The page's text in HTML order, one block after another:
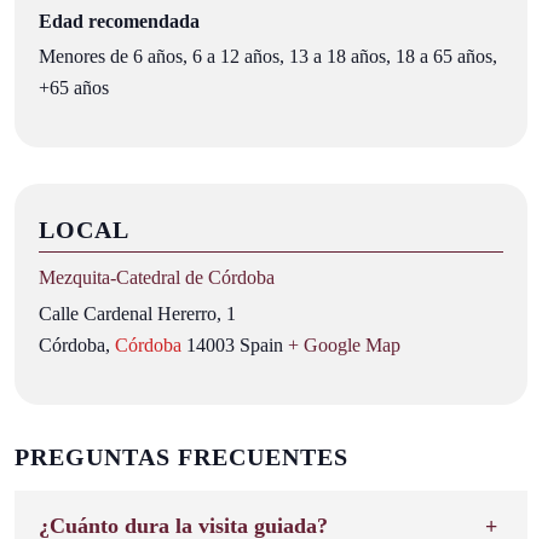
LOCAL
Mezquita‑Catedral de Córdoba
Calle Cardenal Hererro, 1
Córdoba, Córdoba 14003 Spain + Google Map
Edad recomendada
Menores de 6 años, 6 a 12 años, 13 a 18 años, 18 a 65 años,
+65 años
PREGUNTAS FRECUENTES
¿Cuánto dura la visita guiada?